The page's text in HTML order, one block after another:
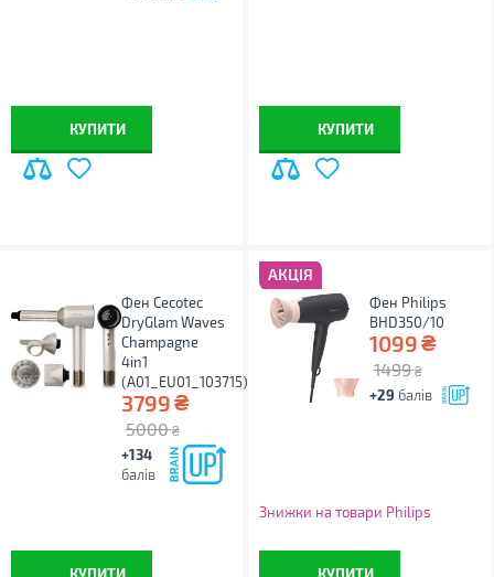
КУПИТИ КУПИТИ
Фен Cecotec
DryGlam Waves
Champagne
4in1
(A01_EU01_103715)
3799₴
5000 ₴
+134
балів
КУПИТИ
АКЦІЯ
Фен Philips
BHD350/10
1099₴
1499 ₴
+29 балів
Знижки на товари Philips
КУПИТИ